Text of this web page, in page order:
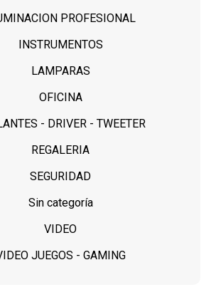
PROFESIONAL
INSTRUMENTOS
LAMPARAS
OFICINA
- DRIVER - TWEETER
REGALERIA
SEGURIDAD
Sin categoría
VIDEO
JUEGOS - GAMING